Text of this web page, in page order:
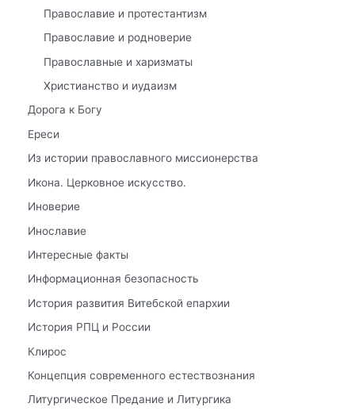
Православие и протестантизм
Православие и родноверие
Православные и харизматы
Христианство и иудаизм
Дорога к Богу
Ереси
Из истории православного миссионерства
Икона. Церковное искусство.
Иноверие
Инославие
Интересные факты
Информационная безопасность
История развития Витебской епархии
История РПЦ и России
Клирос
Концепция современного естествознания
Литургическое Предание и Литургика